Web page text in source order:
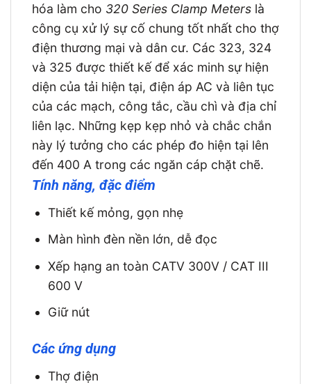
hóa làm cho 320 Series Clamp Meters là
công cụ xử lý sự cố chung tốt nhất cho thợ
điện thương mại và dân cư. Các 323, 324
và 325 được thiết kế để xác minh sự hiện
diện của tải hiện tại, điện áp AC và liên tục
của các mạch, công tắc, cầu chì và địa chỉ
liên lạc. Những kẹp kẹp nhỏ và chắc chắn
này lý tưởng cho các phép đo hiện tại lên
đến 400 A trong các ngăn cáp chặt chẽ.
Tính năng, đặc điểm
Thiết kế mỏng, gọn nhẹ
Màn hình đèn nền lớn, dễ đọc
Xếp hạng an toàn CATV 300V / CAT III
600 V
Giữ nút
Các ứng dụng
Thợ điện